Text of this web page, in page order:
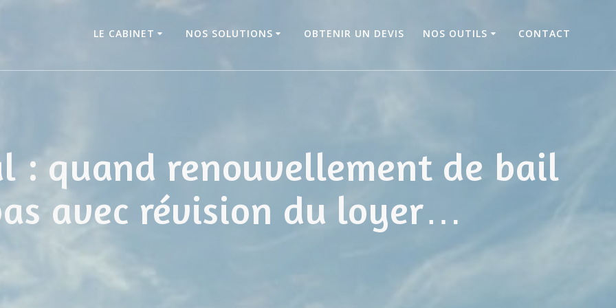
LE CABINET NOS SOLUTIONS OBTENIR UN DEVIS NOS OUTILS CONTACT
: quand renouvellement de bail
avec révision du loyer…